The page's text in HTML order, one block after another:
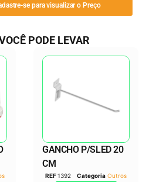
se para visualizar o Preço
PODE LEVAR
GANCHO P/SLED 20
CM
REF1392 Categoria Outros